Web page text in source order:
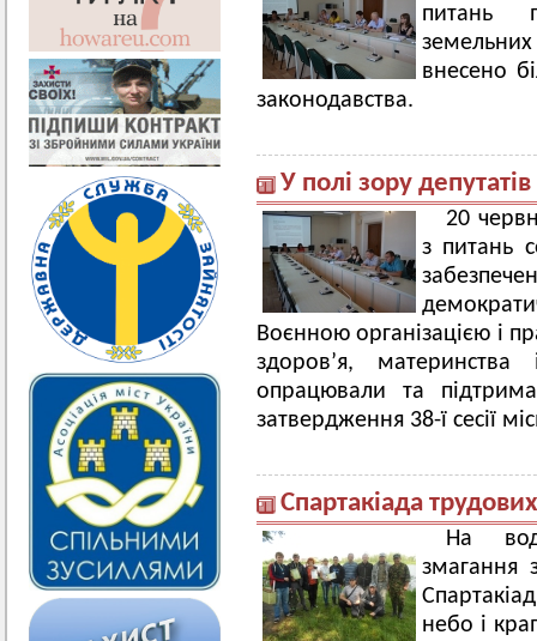
питань
внесено
законодавства.
У полі зору
20
з питань
Воєнною організацією і
здоров’я,
опрацювали та
затвердження 38-ї сесії
Спартакіада
На
змагання
небо і